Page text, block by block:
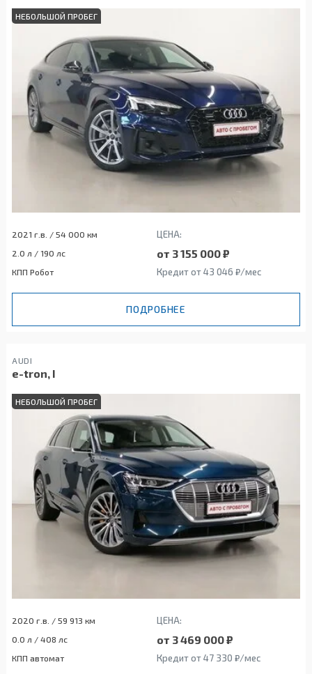
НЕБОЛЬШОЙ ПРОБЕГ
2021 г.в. / 54 000 км ЦЕНА:
2.0 л / 190 лс от 3 155 000 ₽
КПП Робот Кредит от 43 046 ₽/мес
ПОДРОБНЕЕ
AUDI
e-tron, I
НЕБОЛЬШОЙ ПРОБЕГ
2020 г.в. / 59 913 км ЦЕНА:
0.0 л / 408 лс от 3 469 000 ₽
КПП автомат Кредит от 47 330 ₽/мес